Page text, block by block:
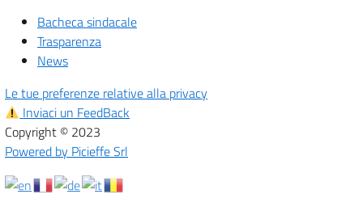
Bacheca sindacale
Trasparenza
News
Le tue preferenze relative alla privacy
Inviaci un FeedBack
Copyright © 2023
Powered by Picieffe Srl